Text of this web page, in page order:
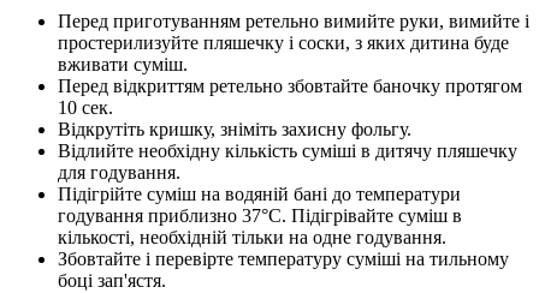
Перед приготуванням ретельно вимийте руки, вимийте і
простерилизуйте пляшечку і соски, з яких дитина буде
вживати суміш.
Перед відкриттям ретельно збовтайте баночку протягом
10 сек.
Відкрутіть кришку, зніміть захисну фольгу.
Відлийте необхідну кількість суміші в дитячу пляшечку
для годування.
Підігрійте суміш на водяній бані до температури
годування приблизно 37°С. Підігрівайте суміш в
кількості, необхідній тільки на одне годування.
Збовтайте і перевірте температуру суміші на тильному
боці зап'ястя.